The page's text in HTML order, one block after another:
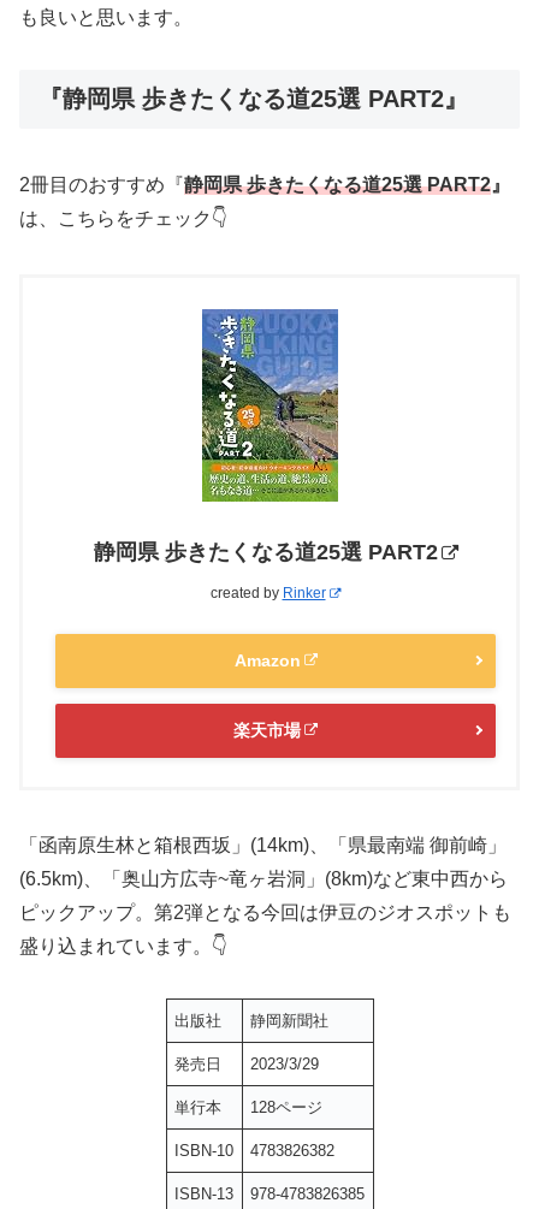
も良いと思います。
『静岡県 歩きたくなる道25選 PART2』
2冊目のおすすめ『静岡県 歩きたくなる道25選 PART2 』
は、こちらをチェック👇
静岡県 歩きたくなる道25選 PART2
created by Rinker
Amazon
楽天市場
「函南原生林と箱根西坂」(14km)、「県最南端 御前崎」
(6.5km)、「奥山方広寺~竜ヶ岩洞」(8km)など東中西から
ピックアップ。第2弾となる今回は伊豆のジオスポットも
盛り込まれています。👇
出版社 静岡新聞社
発売日 2023/3/29
単行本 128ページ
ISBN-10 4783826382
ISBN-13 978-4783826385